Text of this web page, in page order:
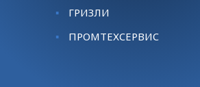
ГРИЗЛИ
ПРОМТЕХСЕРВИС